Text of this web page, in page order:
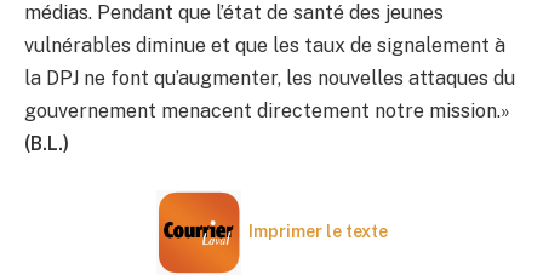
médias. Pendant que l’état de santé des jeunes
vulnérables diminue et que les taux de signalement à
la DPJ ne font qu’augmenter, les nouvelles attaques du
gouvernement menacent directement notre mission.»
(B.L.)
Imprimer le texte